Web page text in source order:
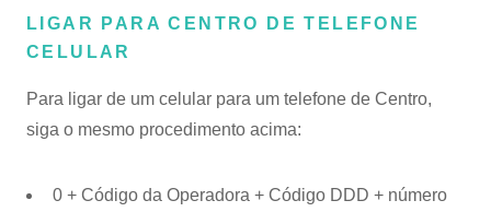
LIGAR PARA CENTRO DE TELEFONE
CELULAR
Para ligar de um celular para um telefone de Centro,
siga o mesmo procedimento acima:
0 + Código da Operadora + Código DDD + número